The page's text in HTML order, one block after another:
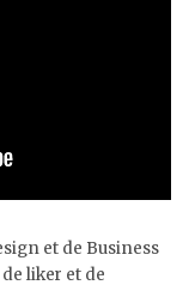
et de Business
liker et de